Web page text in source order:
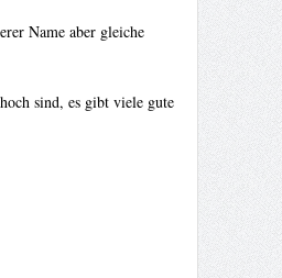
Name aber gleiche
sind, es gibt viele gute